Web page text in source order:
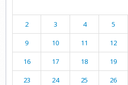
2 3 4 5
9 10 11 12
16 17 18 19
23 24 25 26